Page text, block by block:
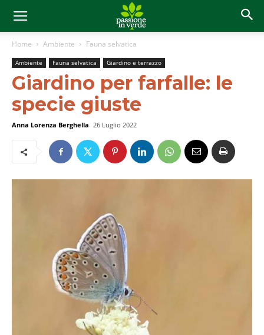
Home Ambiente Fauna selvatica
Ambiente Fauna selvatica Giardino e terrazzo
Giardino per farfalle: le
specie giuste
Anna Lorenza Berghella 26 Luglio 2022